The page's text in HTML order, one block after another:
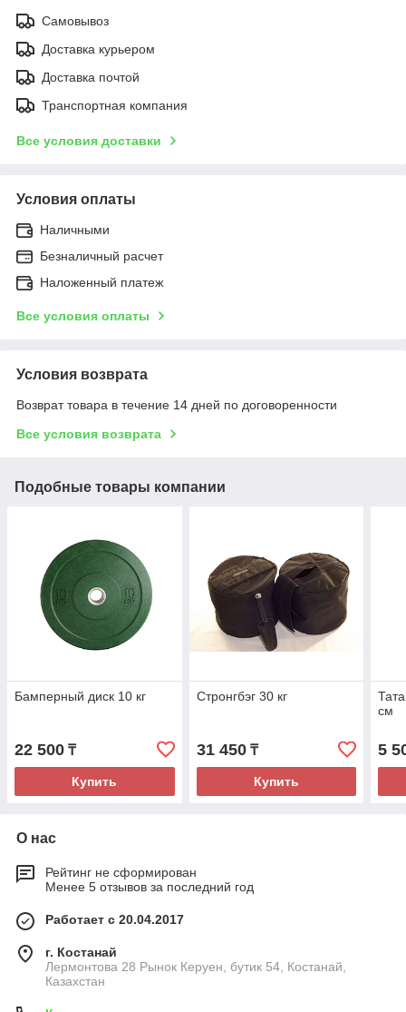
Самовывоз
Доставка курьером
Доставка почтой
Транспортная компания
Все условия доставки
Условия оплаты
Наличными
Безналичный расчет
Наложенный платеж
Все условия оплаты
Условия возврата
Возврат товара в течение 14 дней по договоренности
Все условия возврата
Подобные товары компании
Бамперный диск 10 кг
22 500 ₸
Купить
Стронгбэг 30 кг
31 450₸
Купить
см
5
О нас
Рейтинг не сформирован
Менее 5 отзывов за последний год
Работает с 20.04.2017
г. Костанай
Лермонтова 28 Рынок Керуен, бутик 54, Костанай,
Казахстан